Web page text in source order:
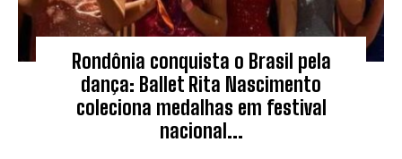
Rondônia conquista o Brasil pela
dança: Ballet Rita Nascimento
coleciona medalhas em festival
nacional...